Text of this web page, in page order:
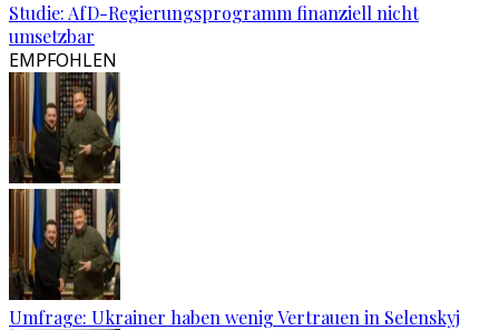
Studie: AfD-Regierungsprogramm finanziell nicht
umsetzbar
EMPFOHLEN
Umfrage: Ukrainer haben wenig Vertrauen in Selenskyj